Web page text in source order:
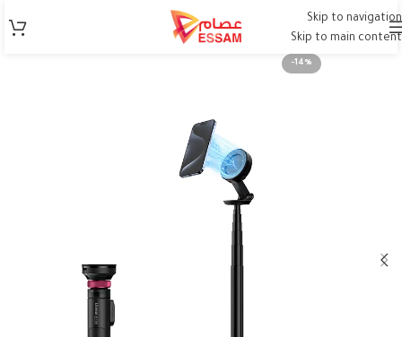
Skip to navigation
Skip to main content
-14%